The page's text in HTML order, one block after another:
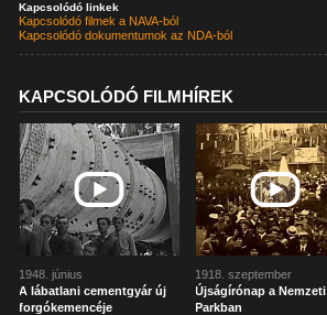
Kapcsolódó linkek
Kapcsolódó filmek a NAVA-ból
Kapcsolódó dokumentumok az NDA-ból
KAPCSOLÓDÓ FILMHÍREK
1948. június
A lábatlani cementgyár új
forgókemencéje
1918. szeptember
Újságírónap a Nemzeti
Parkban